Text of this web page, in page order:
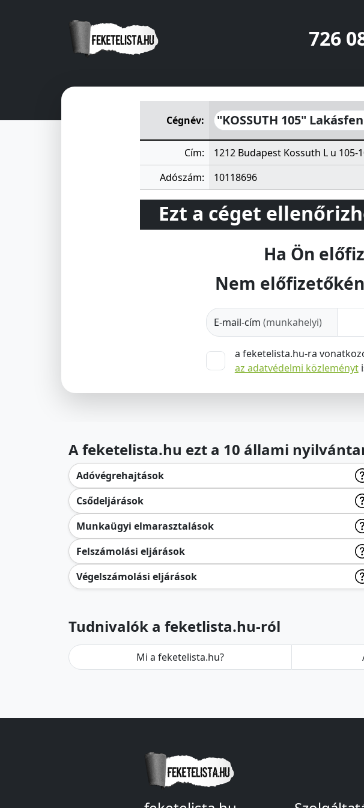
726
"KOSSUTH 105" Lakásfenntartó Szövetkezet
Cégnév:
"KOSSUTH 105"
Cím:
1212 Budapest Kossuth L u 105-
Adószám:
10118696
Ezt a céget
Ha Ön
Nem
E-mail-cím (munkahelyi)
a feketelista.hu-ra
az adatvédelmi közleményt
A feketelista.hu ezt a 10 állami
Adóvégrehajtások
Csődeljárások
Munkaügyi elmarasztalások
Felszámolási eljárások
Végelszámolási eljárások
Tudnivalók a feketlista.hu-ról
Mi a feketelista.hu?